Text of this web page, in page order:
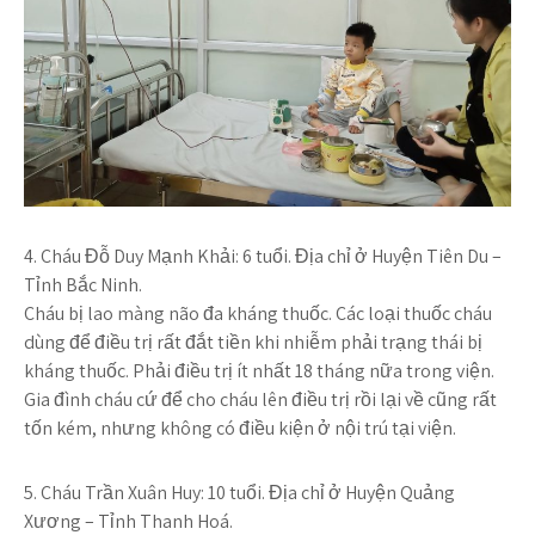
4. Cháu Đỗ Duy Mạnh Khải:6 tuổi. Địa chỉ ở Huyện Tiên Du –
Tỉnh Bắc Ninh.
Cháu bị lao màng não đa kháng thuốc. Các loại thuốc cháu
dùng để điều trị rất đắt tiền khi nhiễm phải trạng thái bị
kháng thuốc. Phải điều trị ít nhất 18 tháng nữa trong viện.
Gia đình cháu cứ để cho cháu lên điều trị rồi lại về cũng rất
tốn kém, nhưng không có điều kiện ở nội trú tại viện.
5. Cháu Trần Xuân Huy:10 tuổi. Địa chỉ ở Huyện Quảng
Xương – Tỉnh Thanh Hoá.